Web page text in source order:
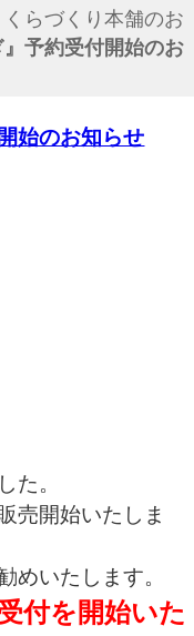
くらづくり本舗のお
予約受付開始のお
始のお知らせ
た。
売開始いたしま
めいたします。
付を開始いた